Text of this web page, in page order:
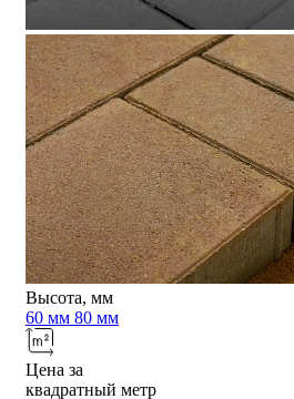
Высота, мм
60 мм 80 мм
Цена за
квадратный метр